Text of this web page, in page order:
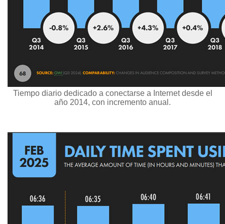
Tiempo diario dedicado a conectarse a Internet desde el
año 2014, con incremento anual.